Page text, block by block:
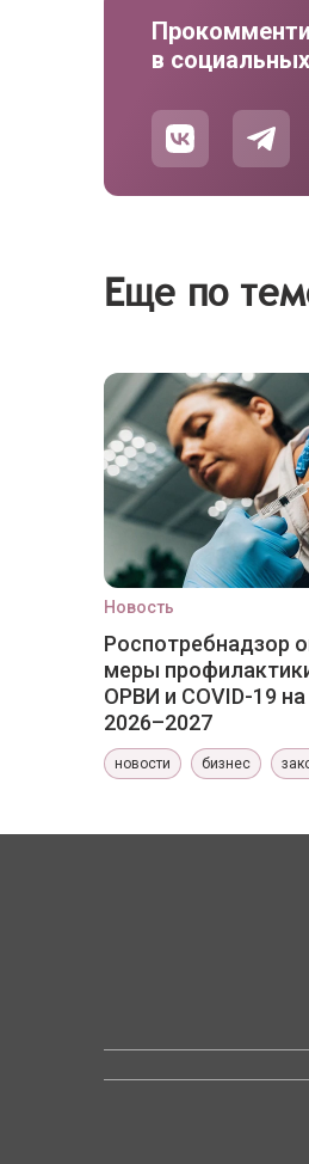
в
Еще по
Новость
Роспотребнадзор
меры
ОРВИ и COVID-19
2026–2027
новости бизнес